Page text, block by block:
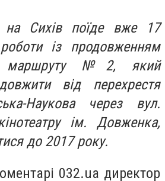
Сихів поїде вже 17
із продовженням
маршруту №2, який
від перехрестя
Наукова через вул.
ім. Довженка,
до 2017 року.
032.ua директор